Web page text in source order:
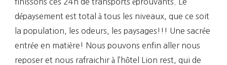
dépaysement est total à tous les niveaux, que ce soit
la population, les odeurs, les paysages!!! Une sacrée
entrée en matière! Nous pouvons enfin aller nous
reposer et nous rafraichir à l’hôtel Lion rest, qui de